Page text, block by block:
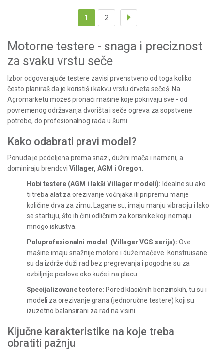
1 2
Motorne testere - snaga i preciznost
za svaku vrstu seče
Izbor odgovarajuće testere zavisi prvenstveno od toga koliko
često planiraš da je koristiš i kakvu vrstu drveta sečeš. Na
Agromarketu možeš pronaći mašine koje pokrivaju sve - od
povremenog održavanja dvorišta i seče ogreva za sopstvene
potrebe, do profesionalnog rada u šumi.
Kako odabrati pravi model?
Ponuda je podeljena prema snazi, dužini mača i nameni, a
dominiraju brendovi Villager, AGM i Oregon
Hobi testere (AGM i lakši Villager modeli): Idealne su ako
ti treba alat za orezivanje voćnjaka ili pripremu manje
količine drva za zimu. Lagane su, imaju manju vibraciju i lako
se startuju, što ih čini odličnim za korisnike koji nemaju
mnogo iskustva.
Poluprofesionalni modeli (Villager VGS serija): Ove
mašine imaju snažnije motore i duže mačeve. Konstruisane
su da izdrže duži rad bez pregrevanja i pogodne su za
ozbiljnije poslove oko kuće i na placu.
Specijalizovane testere: Pored klasičnih benzinskih, tu su i
modeli za orezivanje grana (jednoručne testere) koji su
izuzetno balansirani za rad na visini.
Ključne karakteristike na koje treba
obratiti pažnju